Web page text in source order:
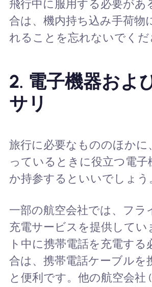
飛行中に服用する必要があ
合は、機内持ち込み手荷物
れることを忘れないでくだ
2. 電子機器およ
サリ
旅行に必要なもののほかに
っているときに役立つ電子
か持参するといいでしょう
一部の航空会社では、フラ
充電サービスを提供してい
ト中に携帯電話を充電する
合は、携帯電話ケーブルを
と便利です。他の航空会社